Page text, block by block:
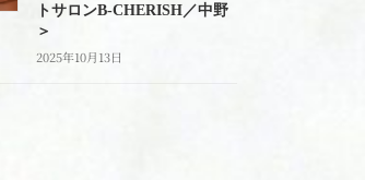
トサロンB-CHERISH／中野
＞
2025年10月13日